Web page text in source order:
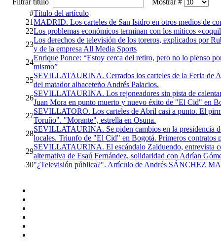
#Título del artículo
21MADRID. Los carteles de San Isidro en otros medios de
22Los problemas económicos terminan con los míticos
23
Los derechos de televisión de los toreros, explicados por
y de la empresa All Media Sports
24
Enrique Ponce: “Estoy cerca del retiro, pero no lo pienso
mismo”
25
SEVILLATAURINA. Cerrados los carteles de la Feria de
del matador albaceteño Andrés Palacios.
26
SEVILLATAURINA. Los rejoneadores sin pista de
Juan Mora en punto muerto y nuevo éxito de "El Cid" en
27
SEVILLATORO. Los carteles de Abril casi a punto. El
Toruño". "Morante", estrella en Osuna.
28
SEVILLATAURINA. Se piden cambios en la presidencia
locales. Triunfo de "El Cid" en Bogotá. Primeros contratos
29
SEVILLATAURINA. El escándalo Zalduendo, entrevista
alternativa de Esaú Fernández, solidaridad con Adrían
30"¿Televisión pública?". Artículo de Andrés SÁNCHEZ